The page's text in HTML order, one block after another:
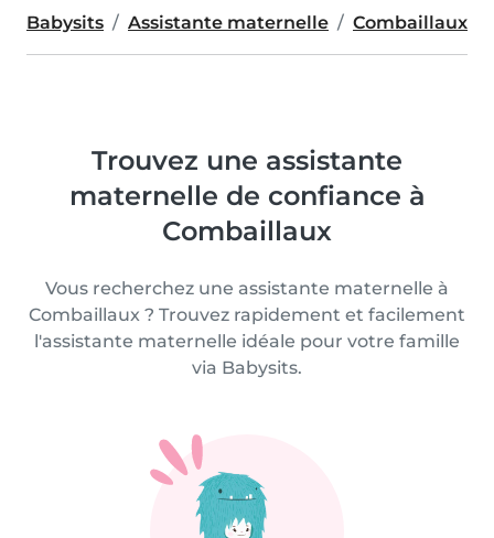
Babysits Assistante maternelle Combaillaux
Trouvez une assistante
maternelle de confiance à
Combaillaux
Vous recherchez une assistante maternelle à
Combaillaux ? Trouvez rapidement et facilement
l'assistante maternelle idéale pour votre famille
via Babysits.